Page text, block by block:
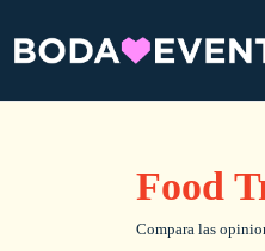
Food
Compara las